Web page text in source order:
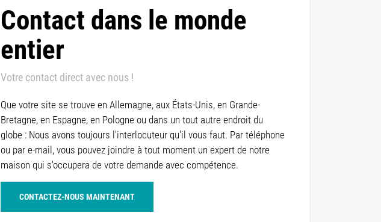
Contact dans le monde
entier
Votre contact direct avec nous !
Que votre site se trouve en Allemagne, aux États-Unis, en Grande-
Bretagne, en Espagne, en Pologne ou dans un tout autre endroit du
globe : Nous avons toujours l'interlocuteur qu'il vous faut. Par téléphone
ou par e-mail, vous pouvez joindre à tout moment un expert de notre
maison qui s'occupera de votre demande avec compétence.
CONTACTEZ-NOUS MAINTENANT